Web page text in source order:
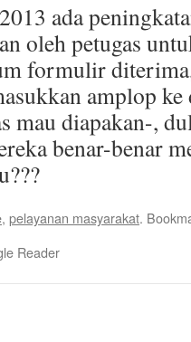
ada
oleh petugas
formulir
amplop
mau diapakan-,
benar-benar
, pelayanan masyarakat.
Reader